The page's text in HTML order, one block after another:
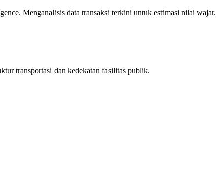
Menganalisis data transaksi terkini untuk estimasi nilai wajar.
transportasi dan kedekatan fasilitas publik.